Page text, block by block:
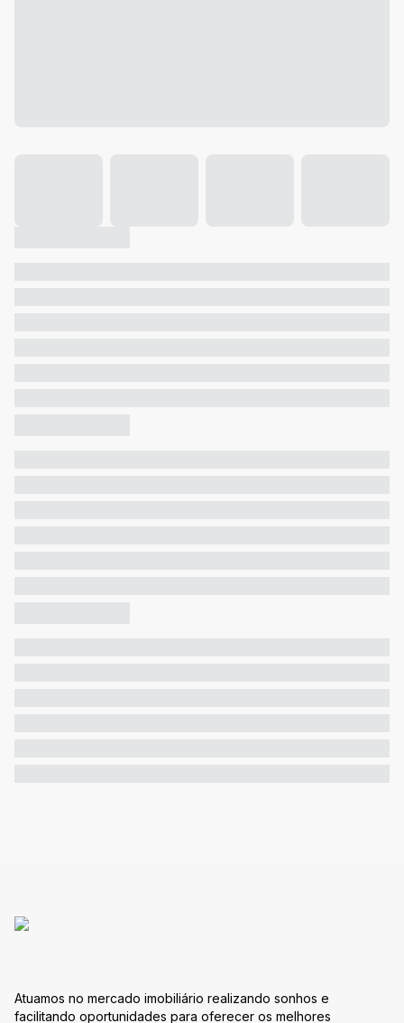
Atuamos no mercado imobiliário realizando sonhos e
facilitando oportunidades para oferecer os melhores